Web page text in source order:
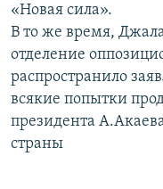
«Новая сила».
В то же время,
отделение
распространило
всякие попытки
президента
страны